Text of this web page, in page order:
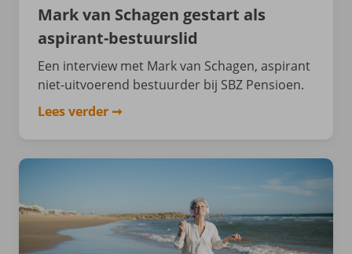
Mark van Schagen gestart als
aspirant-bestuurslid
Een interview met Mark van Schagen, aspirant
niet-uitvoerend bestuurder bij SBZ Pensioen.
Lees verder